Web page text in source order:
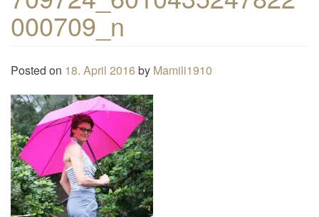
e
000709_n
Posted on 18. April 2016 by Mamili1910